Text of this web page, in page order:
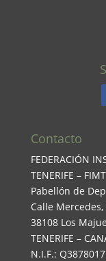
Contacto
FEDERACIÓN
TENERIFE – FIMT
Pabellón de
Calle
38108 Los
TENERIFE –
N.I.F.: